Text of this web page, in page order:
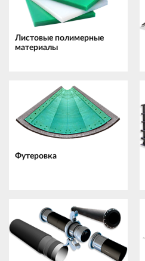
Листовые полимерные
материалы
Футеровка